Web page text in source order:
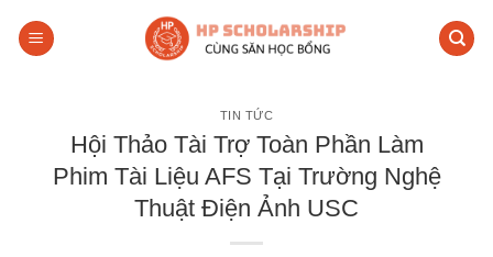
TIN TỨC
Hội Thảo Tài Trợ Toàn Phần Làm
Phim Tài Liệu AFS Tại Trường Nghệ
Thuật Điện Ảnh USC